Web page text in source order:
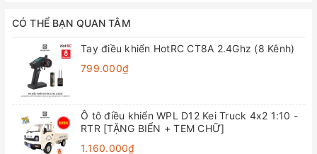
CÓ THỂ BẠN QUAN TÂM
Tay điều khiển HotRC CT8A 2.4Ghz (8 Kênh)
799.000₫
Ô tô điều khiển WPL D12 Kei Truck 4x2 1:10 -
RTR [TẶNG BIỂN + TEM CHỮ]
1.160.000₫